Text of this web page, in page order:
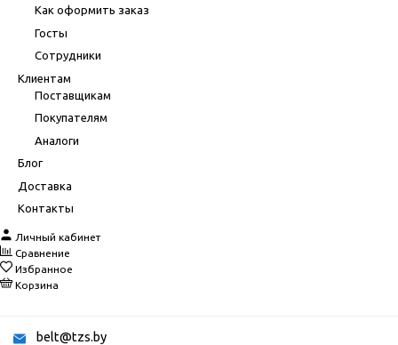
Как оформить заказ
Госты
Сотрудники
Клиентам
Поставщикам
Покупателям
Аналоги
Блог
Доставка
Контакты
Личный кабинет
Сравнение
Избранное
Корзина
belt@tzs.by